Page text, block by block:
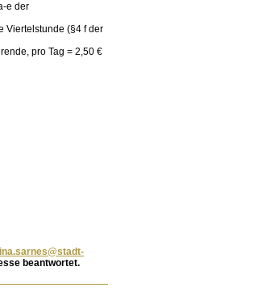
e der
Viertelstunde (§4 f der
pro Tag = 2,50 €
beantwortet.